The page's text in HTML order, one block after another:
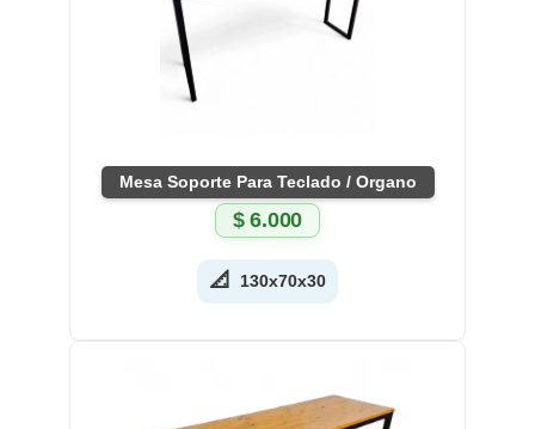
Mesa Soporte Para Teclado / Organo
$6.000
📐 130x70x30